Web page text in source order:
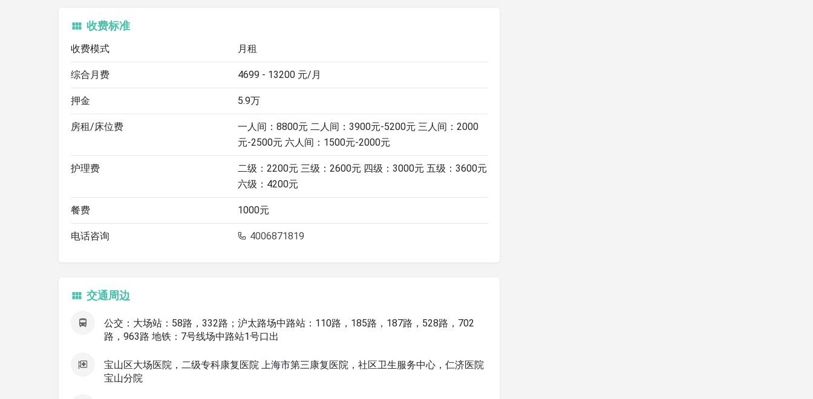
收费标准
收费模式 月租
综合月费 4699 - 13200 元/月
押金 5.9万
房租/床位费
一人间：8800元 二人间：3900元-5200元 三人间：2000
元-2500元 六人间：1500元-2000元
护理费
二级：2200元 三级：2600元 四级：3000元 五级：3600元
六级：4200元
餐费 1000元
电话咨询 4006871819
交通周边
公交：大场站：58路，332路；沪太路场中路站：110路，185路，187路，528路，702
路，963路 地铁：7号线场中路站1号口出
宝山区大场医院，二级专科康复医院 上海市第三康复医院，社区卫生服务中心，仁济医院
宝山分院